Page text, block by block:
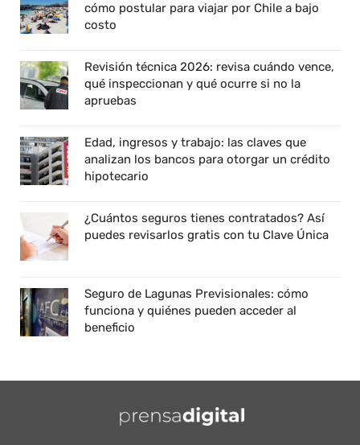
cómo postular para viajar por Chile a bajo
costo
Revisión técnica 2026: revisa cuándo vence,
qué inspeccionan y qué ocurre si no la
apruebas
Edad, ingresos y trabajo: las claves que
analizan los bancos para otorgar un crédito
hipotecario
¿Cuántos seguros tienes contratados? Así
puedes revisarlos gratis con tu Clave Única
Seguro de Lagunas Previsionales: cómo
funciona y quiénes pueden acceder al
beneficio